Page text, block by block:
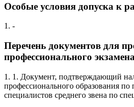
Особые условия допуска к
1. -
Перечень документов для
профессионального
1. 1. Документ, подтверждающий
профессионального образования
специалистов среднего звена по